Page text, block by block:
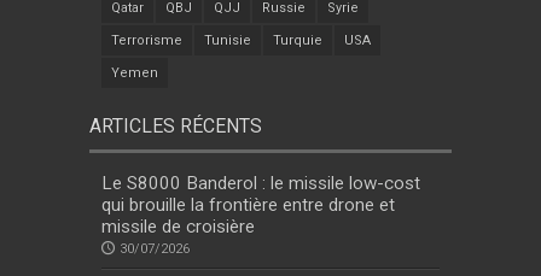
Qatar QBJ QJJ Russie Syrie
Terrorisme Tunisie Turquie USA
Yemen
ARTICLES RÉCENTS
Le S8000 Banderol : le missile low-cost
qui brouille la frontière entre drone et
missile de croisière
30/07/2026